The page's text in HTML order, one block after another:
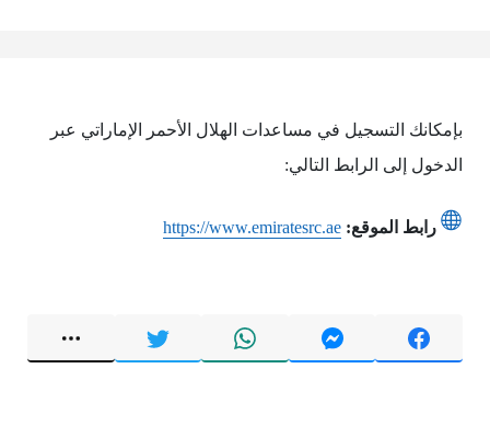
بإمكانك التسجيل في مساعدات الهلال الأحمر الإماراتي عبر
الدخول إلى الرابط التالي:
رابط الموقع: https://www.emiratesrc.ae